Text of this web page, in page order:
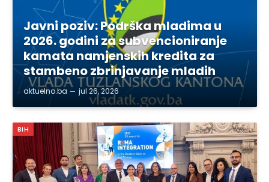
Javni poziv: Podrška mladima u
2026. godini za subvencioniranje
kamata namjenskih kredita za
stambeno zbrinjavanje mladih
aktuelno.ba jul 26, 2026
BIH